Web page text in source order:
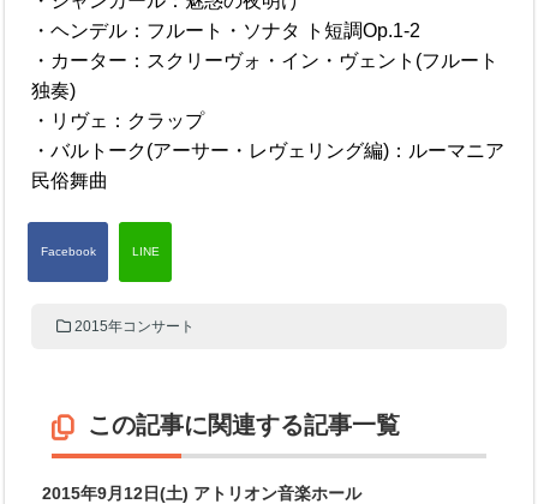
・ヘンデル：フルート・ソナタ ト短調Op.1-2
・カーター：スクリーヴォ・イン・ヴェント(フルート
独奏)
・リヴェ：クラップ
・バルトーク(アーサー・レヴェリング編)：ルーマニア
民俗舞曲
2015年コンサート
この記事に関連する記事一覧
2015年9月12日(土) アトリオン音楽ホール